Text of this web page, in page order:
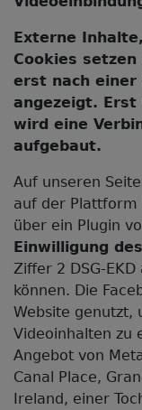
Externe
Cookies
erst nach einer
angezeigt.
wird eine
aufgebaut.
Auf unseren
auf der Plattform
über ein Plugin
Einwilligung
Ziffer 2 DSG-
können. Die
Website genutzt,
Videoinhalten zu
Angebot von
Canal Place,
Ireland, einer